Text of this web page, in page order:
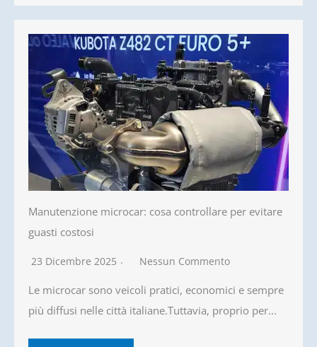
Manutenzione microcar: cosa controllare per evitare
guasti costosi
23 Dicembre 2025 Nessun Commento
Le microcar sono veicoli pratici, economici e sempre
più diffusi nelle città italiane.Tuttavia, proprio per...